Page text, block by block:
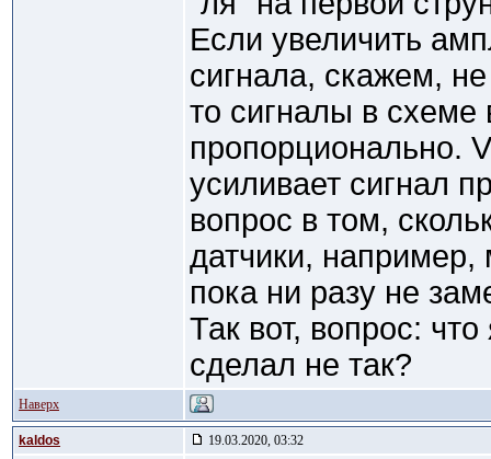
Если увеличить
сигнала, скажем,
то сигналы в схеме
пропорционально.
усиливает сигнал
вопрос в том,
датчики,
пока ни разу не
Так вот, вопрос:
сделал не так?
Наверх
kaldos 19.03.2020, 03:32